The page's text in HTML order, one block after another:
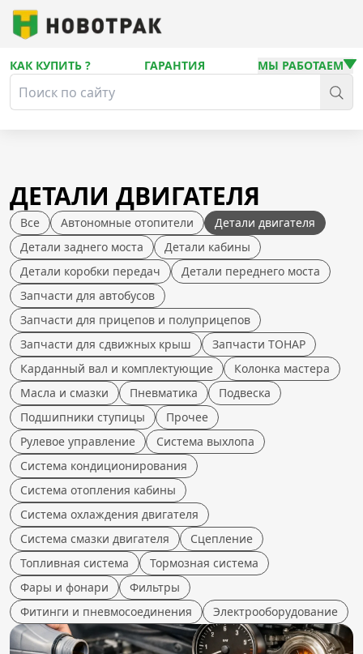
КАК КУПИТЬ ? ГАРАНТИЯ МЫ РАБОТАЕМ
ДЕТАЛИ ДВИГАТЕЛЯ
Все Автономные отопители
Детали двигателя
Детали заднего моста
Детали кабины
Детали коробки передач
Детали переднего моста
Запчасти для автобусов
Запчасти для прицепов и полуприцепов
Запчасти для сдвижных крыш
Запчасти ТОНАР
Карданный вал и комплектующие
Колонка мастера
Масла и смазки
Пневматика
Подвеска
Подшипники ступицы
Прочее
Рулевое управление
Система выхлопа
Система кондиционирования
Система отопления кабины
Система охлаждения двигателя
Система смазки двигателя
Сцепление
Топливная система
Тормозная система
Фары и фонари
Фильтры
Фитинги и пневмосоединения
Электрооборудование